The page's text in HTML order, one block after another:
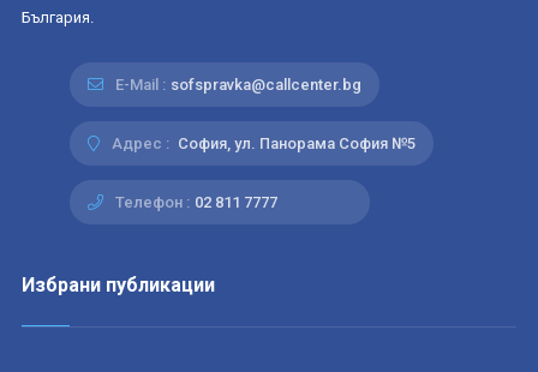
България.
E-Mail : sofspravka@callcenter.bg
Адрес : София, ул. Панорама София №5
Телефон : 02 811 7777
Избрани публикации